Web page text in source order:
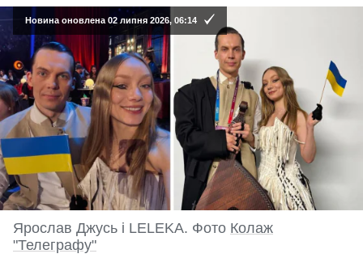
Новина оновлена 02 липня 2026, 06:14
Ярослав Джусь і LELEKA. Фото Колаж
"Телеграфу"